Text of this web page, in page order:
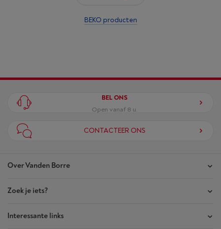
BEKO producten
Over Vanden Borre
Onze winkels
Akte van Vertrouwen
Zoek je iets?
Je bestellingen
Interessante links
BEL ONS
Open vanaf 8 u.
CONTACTEER ONS